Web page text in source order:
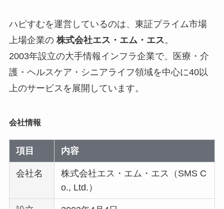
ハピすむを運営しているのは、東証プライム市場
上場企業の 株式会社エス・エム・エス。
2003年設立の大手情報インフラ企業で、医療・介
護・ヘルスケア・シニアライフ領域を中心に40以
上のサービスを展開しています。
会社情報
項目 内容
会社名
株式会社エス・エム・エス（SMS C
o., Ltd.）